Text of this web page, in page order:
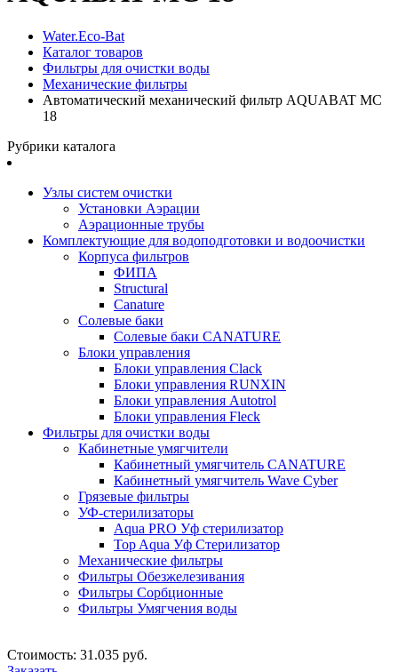
Water.Eco-Bat
Каталог товаров
Фильтры для очистки воды
Механические фильтры
Автоматический механический фильтр AQUABAT MC
18
Рубрики каталога
Узлы систем очистки
Установки Аэрации
Аэрационные трубы
Комплектующие для водоподготовки и водоочистки
Корпуса фильтров
ФИПА
Structural
Canature
Солевые баки
Солевые баки CANATURE
Блоки управления
Блоки управления Clack
Блоки управления RUNXIN
Блоки управления Autotrol
Блоки управления Fleck
Фильтры для очистки воды
Кабинетные умягчители
Кабинетный умягчитель CANATURE
Кабинетный умягчитель Wave Cyber
Грязевые фильтры
УФ-стерилизаторы
Aqua PRO Уф стерилизатор
Top Aqua Уф Стерилизатор
Механические фильтры
Фильтры Обезжелезивания
Фильтры Сорбционные
Фильтры Умягчения воды
Стоимость: 31.035 руб.